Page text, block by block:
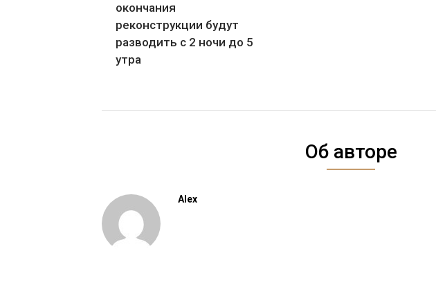
окончания
реконструкции будут
разводить с 2 ночи до 5
утра
Об авторе
Alex